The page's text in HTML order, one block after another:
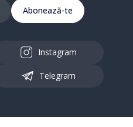
Abonează-te
Instagram
Telegram